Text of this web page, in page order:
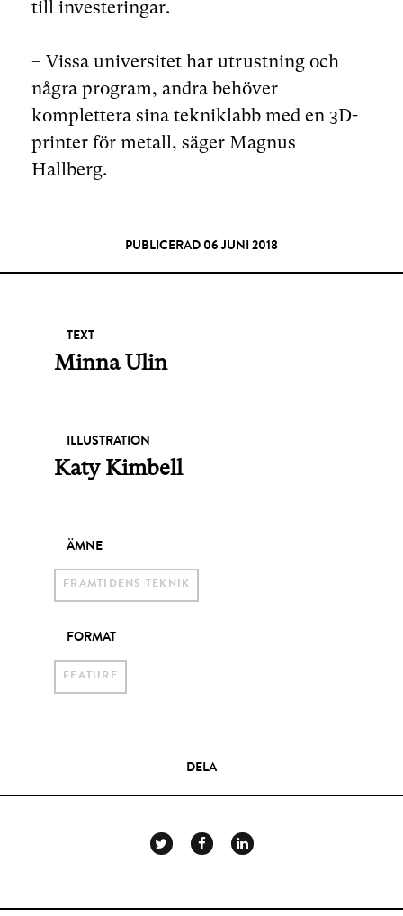
till investeringar.
– Vissa universitet har utrustning och
några program, andra behöver
komplettera sina tekniklabb med en 3D-
printer för metall, säger Magnus
Hallberg.
PUBLICERAD 06 JUNI 2018
TEXT
Minna Ulin
ILLUSTRATION
Katy Kimbell
ÄMNE
FRAMTIDENS TEKNIK
FORMAT
FEATURE
DELA